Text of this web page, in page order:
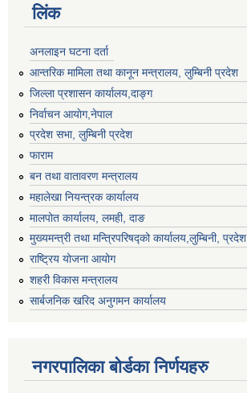
लिंक
अनलाइन घटना दर्ता
आन्तरिक मामिला तथा कानून मन्त्रालय, लुम्बिनी प्रदेश
जिल्ला प्रशासन कार्यालय,दाङ्ग
निर्वाचन आयाेग,नेपाल
प्रदेश सभा, लुम्बिनी प्रदेश
फाराम
बन तथा वातावरण मन्त्रालय
महालेखा नियन्त्रक कार्यालय
मालपोत कार्यालय, लमही, दाङ
मुख्यमन्त्री तथा मन्त्रिपरिषद्को कार्यालय,लुम्बिनी, प्रदेश
राष्ट्रिय योजना आयोग
शहरी विकास मन्त्रालय
सार्बजनिक खरिद अनुगमन कार्यालय
नगरपालिका बोर्डका निर्णयहरु